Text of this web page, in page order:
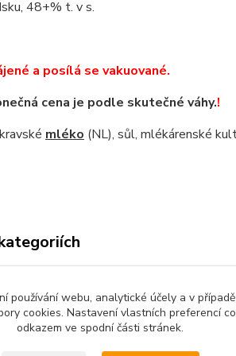
48+% t. v s.
a posílá se vakuované.
cena je podle skutečné váhy.!
mléko (NL), sůl, mlékárenské
používání webu, analytické účely a v
cookies. Nastavení vlastních preferencí
odkazem ve spodní části stránek.